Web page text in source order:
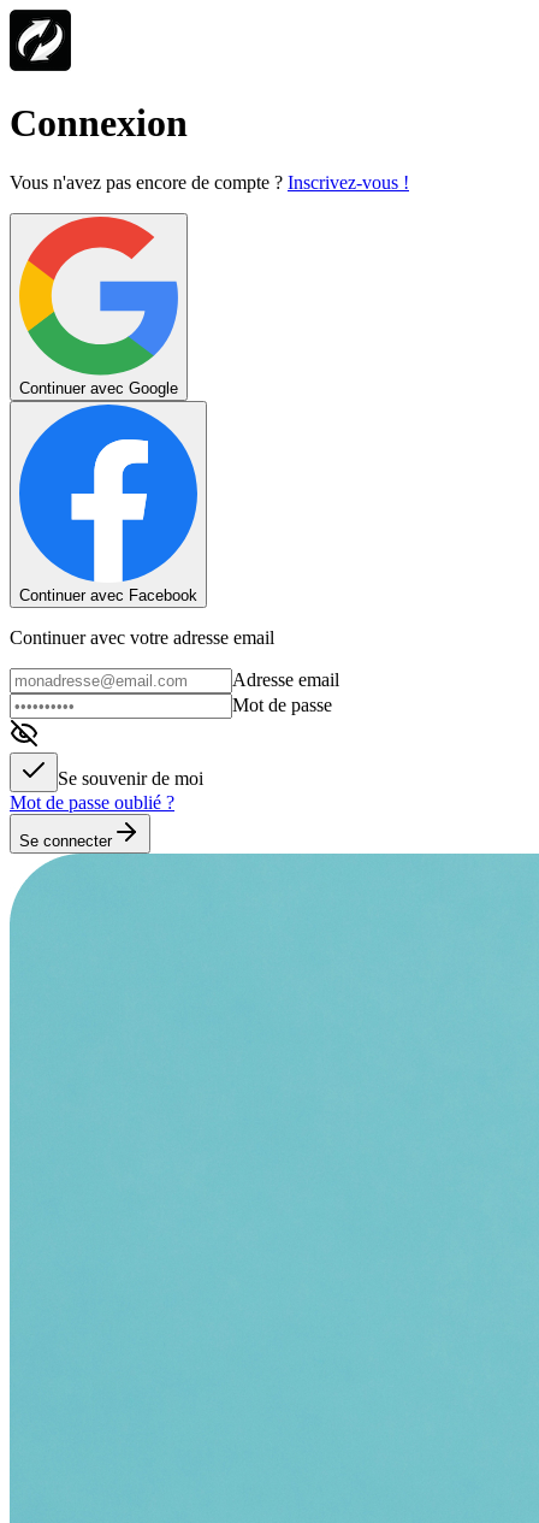
Connexion
Vous n'avez pas encore de compte ? Inscrivez-vous !
Continuer avec Google
Continuer avec Facebook
Continuer avec votre adresse email
Adresse email
Mot de passe
Se souvenir de moi
Mot de passe oublié ?
Se connecter